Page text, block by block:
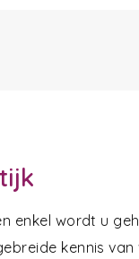
enkel wordt u
kennis van